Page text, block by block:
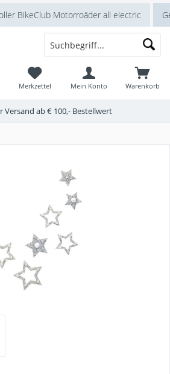
BikeClub Motorroäder all electric
Versand ab € 100,- Bestellwert
Warenkorb
Merkzettel Mein Konto